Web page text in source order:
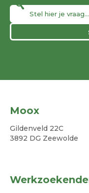
Moox
Gildenveld 22C
3892 DG Zeewolde